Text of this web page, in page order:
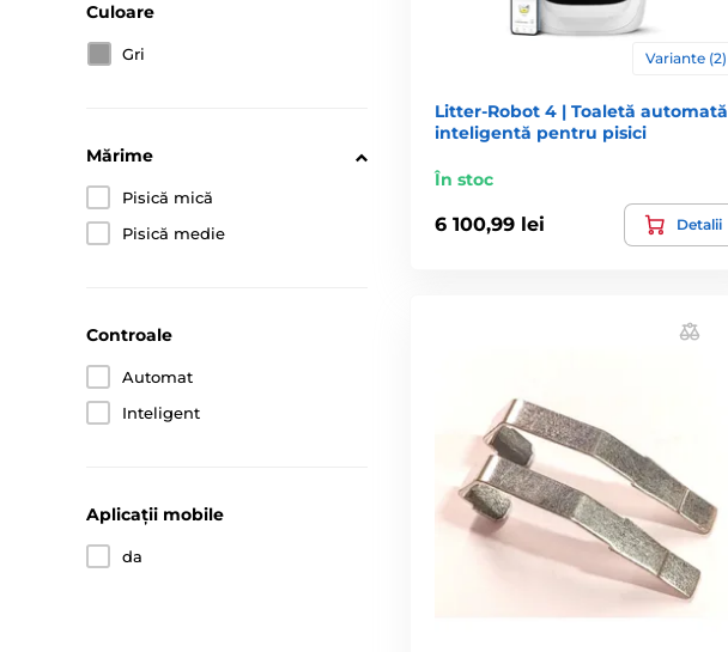
Culoare
Gri
Mărime
Pisică mică
Pisică medie
Controale
Automat
Inteligent
Aplicații mobile
da
Variante (2)
Litter-Robot 4 | Toaletă automată
inteligentă pentru pisici
În stoc
6 100,99 lei Detalii